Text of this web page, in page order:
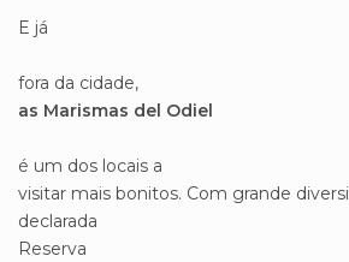
E já
fora da cidade,
as Marismas del Odiel
é um dos locais a
visitar mais bonitos. Com grande
declarada
Reserva